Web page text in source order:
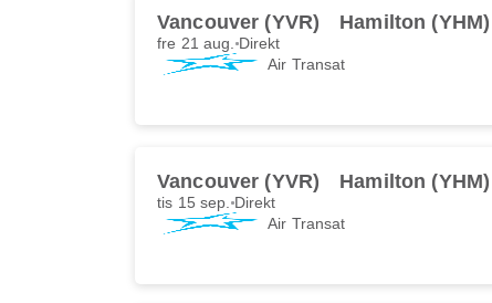
Vancouver (YVR) Hamilton (YHM)
fre 21 aug. Direkt
Air Transat
Vancouver (YVR) Hamilton (YHM)
tis 15 sep. Direkt
Air Transat